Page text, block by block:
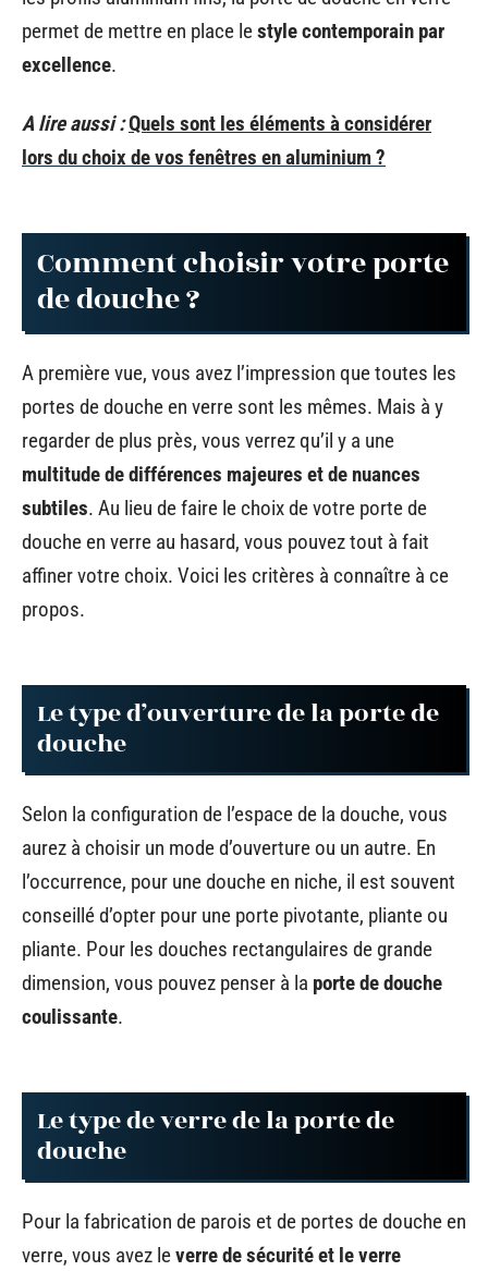
permet de mettre en place lestyle contemporain par
excellence.
A lire aussi :Quels sont les éléments à considérer
lors du choix de vos fenêtres en aluminium ?
Comment choisir votre porte
de douche ?
A première vue, vous avez l’impression que toutes les
portes de douche en verre sont les mêmes. Mais à y
regarder de plus près, vous verrez qu’il y a une
multitude de différences majeures et de nuances
subtiles. Au lieu de faire le choix de votre porte de
douche en verre au hasard, vous pouvez tout à fait
affiner votre choix. Voici les critères à connaître à ce
propos.
Le type d’ouverture de la porte de
douche
Selon la configuration de l’espace de la douche, vous
aurez à choisir un mode d’ouverture ou un autre. En
l’occurrence, pour une douche en niche, il est souvent
conseillé d’opter pour une porte pivotante, pliante ou
pliante. Pour les douches rectangulaires de grande
dimension, vous pouvez penser à la porte de douche
coulissante.
Le type de verre de la porte de
douche
Pour la fabrication de parois et de portes de douche en
verre, vous avez leverre de sécurité et le verre